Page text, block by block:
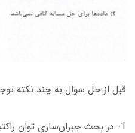
قبل از حل سوال به چند نکته
1- در بحث جبران‌سازی توان